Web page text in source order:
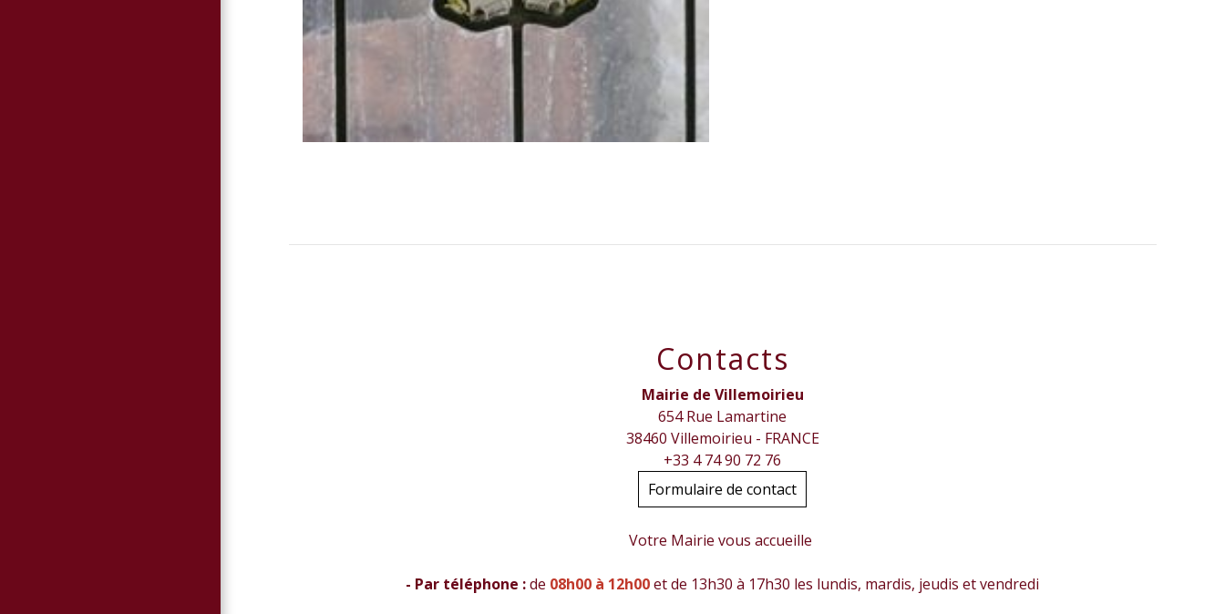
Contacts
Mairie de Villemoirieu
654 Rue Lamartine
38460 Villemoirieu - FRANCE
+33 4 74 90 72 76
Formulaire de contact
Votre Mairie vous accueille
- Par téléphone :de 08h00 à 12h00et de 13h30 à 17h30 les lundis, mardis, jeudis et vendredi